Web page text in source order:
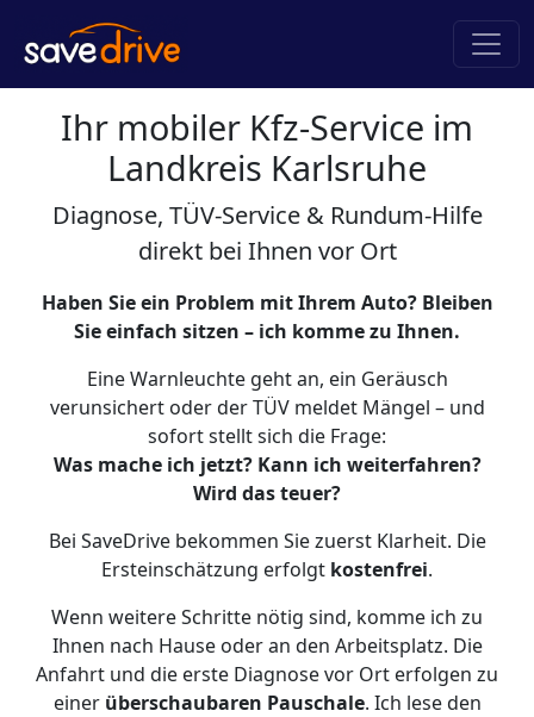
Ihr mobiler Kfz-Service im
Landkreis Karlsruhe
Diagnose, TÜV-Service & Rundum-Hilfe
direkt bei Ihnen vor Ort
Haben Sie ein Problem mit Ihrem Auto? Bleiben
Sie einfach sitzen – ich komme zu Ihnen.
Eine Warnleuchte geht an, ein Geräusch
verunsichert oder der TÜV meldet Mängel – und
sofort stellt sich die Frage:
Was mache ich jetzt? Kann ich weiterfahren?
Wird das teuer?
Bei SaveDrive bekommen Sie zuerst Klarheit. Die
Ersteinschätzung erfolgt kostenfrei.
Wenn weitere Schritte nötig sind, komme ich zu
Ihnen nach Hause oder an den Arbeitsplatz. Die
Anfahrt und die erste Diagnose vor Ort erfolgen zu
einer überschaubaren Pauschale. Ich lese den